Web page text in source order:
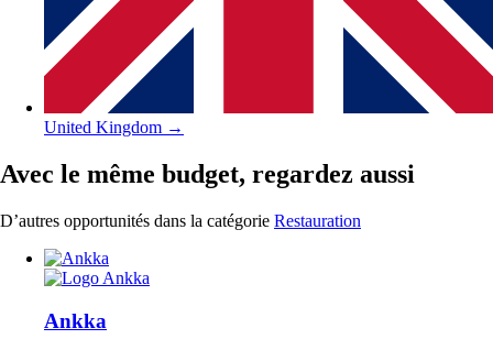
United Kingdom →
Avec le même budget, regardez aussi
D’autres opportunités dans la catégorie Restauration
Ankka